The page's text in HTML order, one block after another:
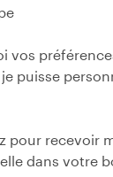
vos
puisse
pour recevoir
dans votre